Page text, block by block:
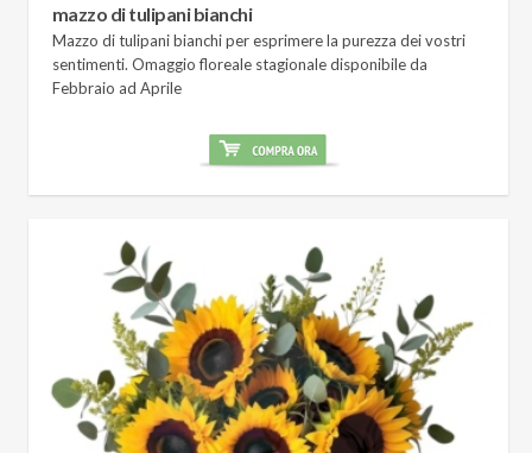
mazzo di tulipani bianchi
Mazzo di tulipani bianchi per esprimere la purezza dei vostri
sentimenti. Omaggio floreale stagionale disponibile da
Febbraio ad Aprile